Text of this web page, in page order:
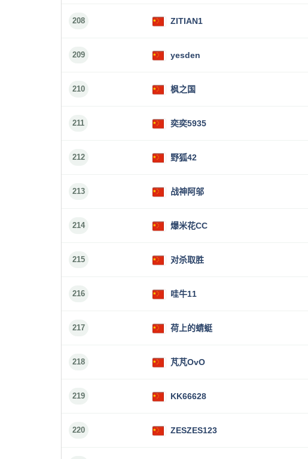
208 ZITIAN1
209 yesden
210 枫之国
211 奕奕5935
212 野狐42
213 战神阿邬
214 爆米花CC
215 对杀取胜
216 哇牛11
217 荷上的蜻蜓
218 芃芃OvO
219 KK66628
220 ZESZES123